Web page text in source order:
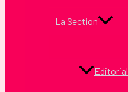
La Section
Editorial